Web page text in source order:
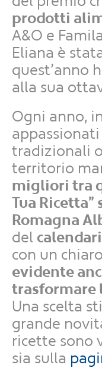
prodotti
A&O e
Eliana è
quest’anno
alla sua
Ogni anno,
tradizionali
territorio
migliori tra
Tua Ricetta”
Romagna
del
con un chiaro
evidente
trasformare
Una scelta
grande
ricette sono
sia sulla